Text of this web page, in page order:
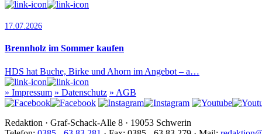
17.07.2026
Brennholz im Sommer kaufen
HDS hat Buche, Birke und Ahorn im Angebot – a…
» Impressum » Datenschutz » AGB
Redaktion · Graf-Schack-Alle 8 · 19053 Schwerin